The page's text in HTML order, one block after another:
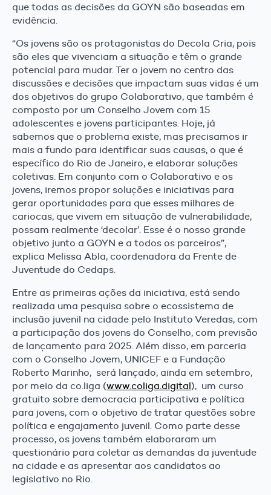
que todas as decisões da GOYN são baseadas em
evidência.
“Os jovens são os protagonistas do Decola Cria, pois
são eles que vivenciam a situação e têm o grande
potencial para mudar. Ter o jovem no centro das
discussões e decisões que impactam suas vidas é um
dos objetivos do grupo Colaborativo, que também é
composto por um Conselho Jovem com 15
adolescentes e jovens participantes. Hoje, já
sabemos que o problema existe, mas precisamos ir
mais a fundo para identificar suas causas, o que é
específico do Rio de Janeiro, e elaborar soluções
coletivas. Em conjunto com o Colaborativo e os
jovens, iremos propor soluções e iniciativas para
gerar oportunidades para que esses milhares de
cariocas, que vivem em situação de vulnerabilidade,
possam realmente ‘decolar’. Esse é o nosso grande
objetivo junto a GOYN e a todos os parceiros”,
explica Melissa Abla, coordenadora da Frente de
Juventude do Cedaps.
Entre as primeiras ações da iniciativa, está sendo
realizada uma pesquisa sobre o ecossistema de
inclusão juvenil na cidade pelo Instituto Veredas, com
a participação dos jovens do Conselho, com previsão
de lançamento para 2025. Além disso, em parceria
com o Conselho Jovem, UNICEF e a Fundação
Roberto Marinho, será lançado, ainda em setembro,
por meio da co.liga (www.coliga.digital), um curso
gratuito sobre democracia participativa e política
para jovens, com o objetivo de tratar questões sobre
política e engajamento juvenil. Como parte desse
processo, os jovens também elaboraram um
questionário para coletar as demandas da juventude
na cidade e as apresentar aos candidatos ao
legislativo no Rio.